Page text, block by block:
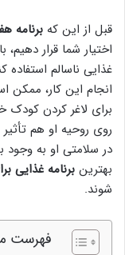
قبل از این که برنامه
اختیار شما قرار دهیم،
غذایی ناسالم
انجام این کار، ممکن
برای لاغر کردن کودک
روی روحیه او هم
در سلامتی او به وجود
بهترین برنامه غذایی
شوند.
فهرست